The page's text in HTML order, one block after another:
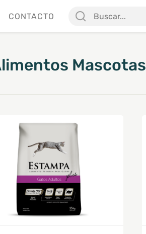
CONTACTO
Mascotas